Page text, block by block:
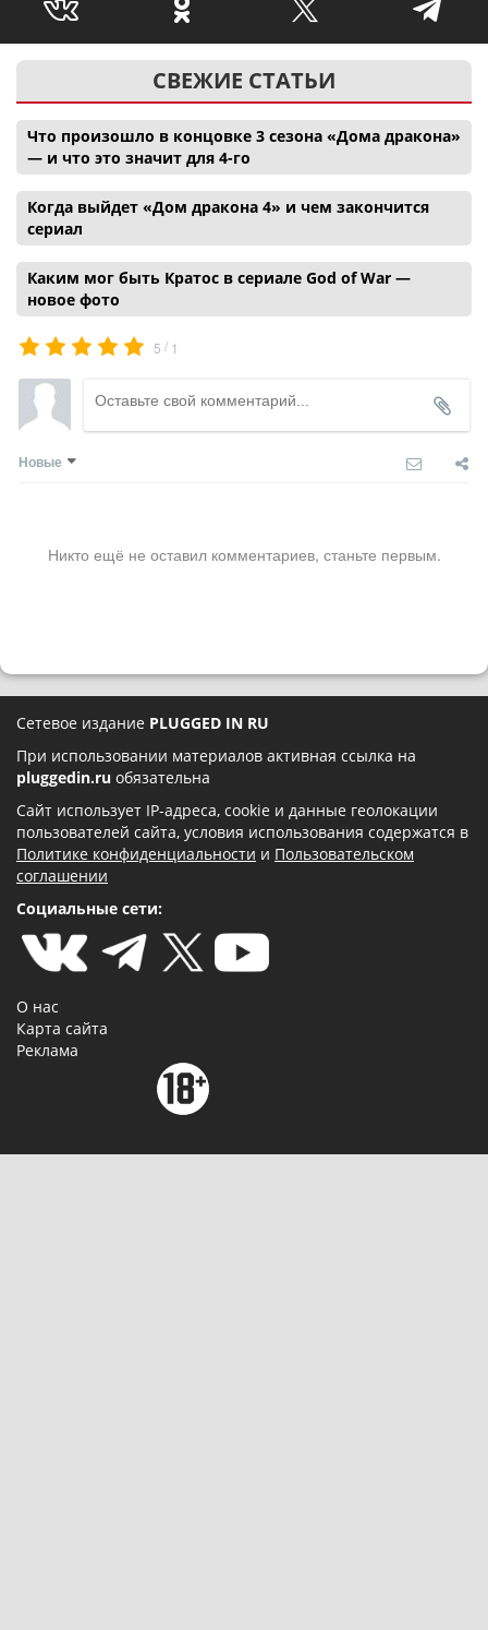
СВЕЖИЕ СТАТЬИ
Что произошло в концовке 3 сезона «Дома дракона»
— и что это значит для 4-го
Когда выйдет «Дом дракона 4» и чем закончится
сериал
Каким мог быть Кратос в сериале God of War —
новое фото
5 / 1
Новые
Никто ещё не оставил комментариев, станьте первым.
Сетевое издание PLUGGED IN RU
При использовании материалов активная ссылка на
pluggedin.ru обязательна
Сайт использует IP-адреса, cookie и данные геолокации
пользователей сайта, условия использования содержатся в
Политике конфиденциальности и Пользовательском
соглашении
Социальные сети:
О нас
Карта сайта
Реклама